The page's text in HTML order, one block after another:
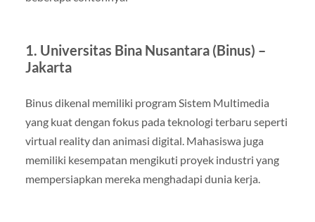
1. Universitas Bina Nusantara (Binus) –
Jakarta
Binus dikenal memiliki program Sistem Multimedia
yang kuat dengan fokus pada teknologi terbaru seperti
virtual reality dan animasi digital. Mahasiswa juga
memiliki kesempatan mengikuti proyek industri yang
mempersiapkan mereka menghadapi dunia kerja.